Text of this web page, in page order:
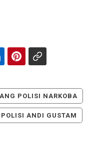
POLISI NARKOBA
ANDI GUSTAM